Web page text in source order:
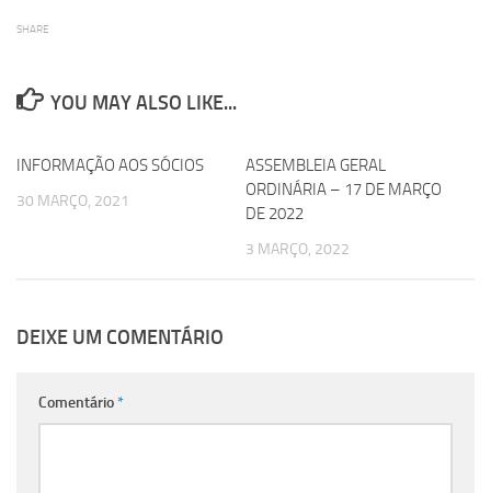
SHARE
YOU MAY ALSO LIKE...
INFORMAÇÃO AOS SÓCIOS
30 MARÇO, 2021
ASSEMBLEIA GERAL
ORDINÁRIA – 17 DE MARÇO
DE 2022
3 MARÇO, 2022
DEIXE UM COMENTÁRIO
Comentário*